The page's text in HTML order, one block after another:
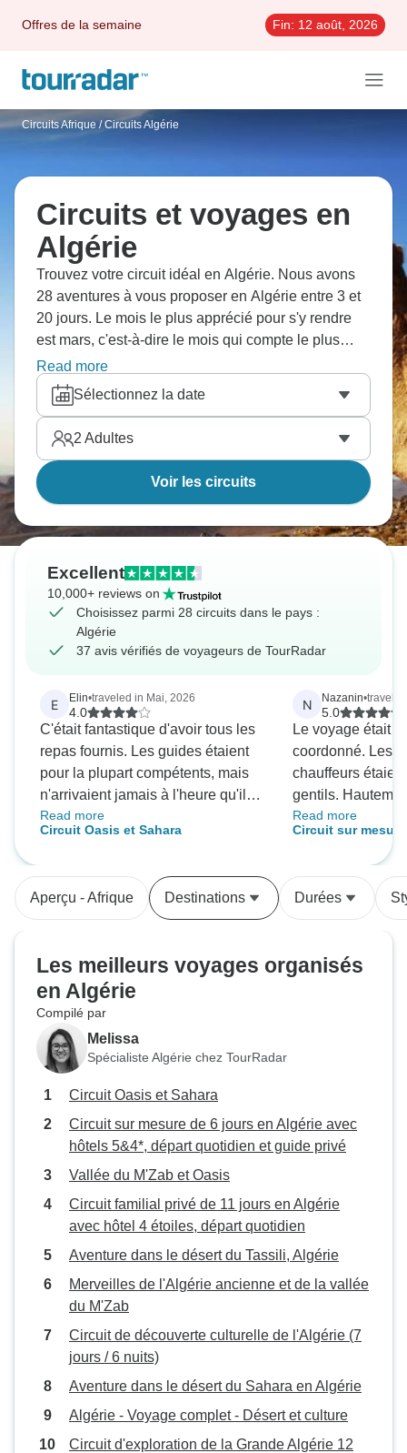
Offres de la semaine Fin: 12 août, 2026
Circuits Afrique / Circuits Algérie
Circuits et voyages en
Algérie
Trouvez votre circuit idéal en Algérie. Nous avons
28 aventures à vous proposer en Algérie entre 3 et
20 jours. Le mois le plus apprécié pour s'y rendre
est mars, c'est-à-dire le mois qui compte le plus
grand nombre de départs.
Read more
Sélectionnez la date
2 Adultes
Voir les circuits
Excellent
10,000+ reviews on
Choisissez parmi 28 circuits dans le pays :
Algérie
37 avis vérifiés de voyageurs de TourRadar
E Elin•traveled in Mai, 2026
4.0
C'était fantastique d'avoir tous les
repas fournis. Les guides étaient
pour la plupart compétents, mais
n'arrivaient jamais à l'heure qu'ils
nous indiquaient ! Les hôtels
étaient très différents, allant de
étaient spectaculaires et les
Algériens très, très amicaux et
Read more
Circuit Oasis et Sahara
N Nazanin•
5.0
Le voyage était
coordonné. Les
chauffeurs
gentils. Hautement recommandé.
J'ai une nouvelle
l'Algérie, un pays
gouvernement
parole Il prend soin de son peuple et
ne se préoccupe
Read more
Circuit sur
Algérie avec
quotidien et
Aperçu - Afrique Destinations Durées
Les meilleurs voyages organisés
en Algérie
Compilé par
Melissa
Spécialiste Algérie chez TourRadar
Circuit Oasis et Sahara
Circuit sur mesure de 6 jours en Algérie avec
hôtels 5&4*, départ quotidien et guide privé
Vallée du M'Zab et Oasis
Circuit familial privé de 11 jours en Algérie
avec hôtel 4 étoiles, départ quotidien
Aventure dans le désert du Tassili, Algérie
Merveilles de l'Algérie ancienne et de la vallée
du M'Zab
Circuit de découverte culturelle de l'Algérie (7
jours / 6 nuits)
Aventure dans le désert du Sahara en Algérie
Algérie - Voyage complet - Désert et culture
Circuit d'exploration de la Grande Algérie 12